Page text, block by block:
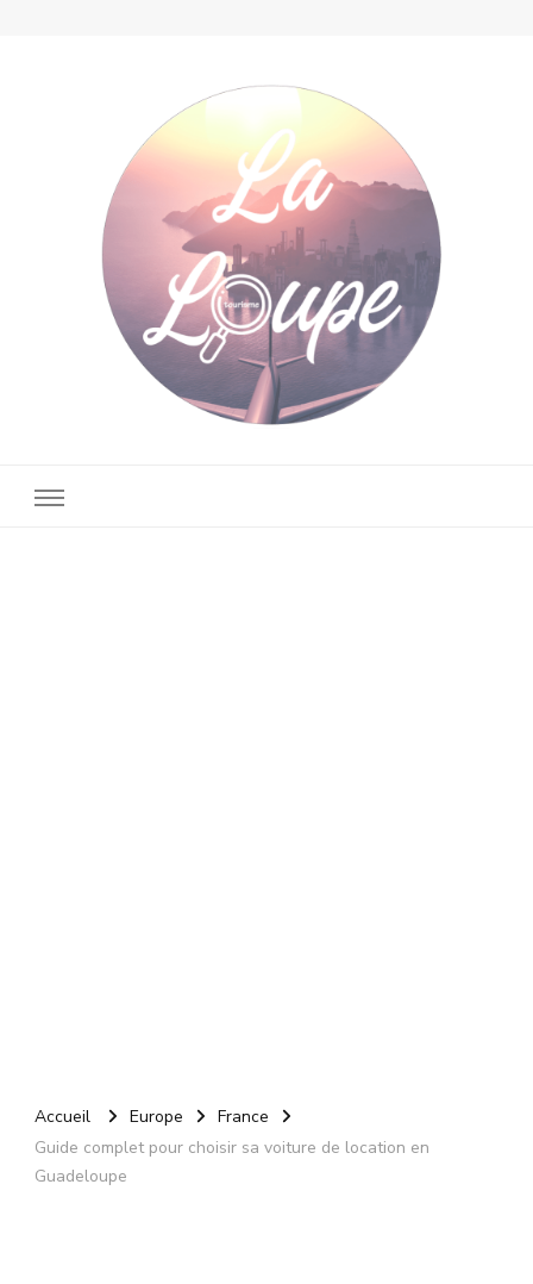
Accueil Europe
France
Guide complet pour choisir sa voiture de location en
Guadeloupe